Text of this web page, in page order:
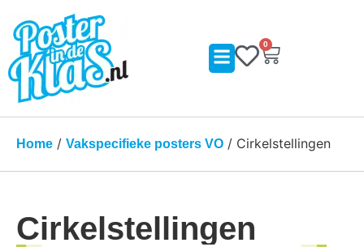
0
Home / Vakspecifieke posters VO / Cirkelstellingen
Cirkelstellingen